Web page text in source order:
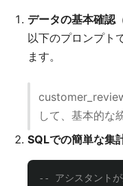
データの基本確認
以下のプロンプト
ます。
して、基本的な
SQLでの簡単な集
-- アシスタントが